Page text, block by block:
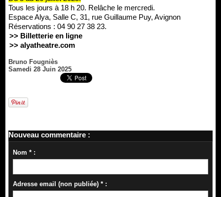
Tous les jours à 18 h 20. Relâche le mercredi.
Espace Alya, Salle C, 31, rue Guillaume Puy, Avignon
Réservations : 04 90 27 38 23.
>> Billetterie en ligne
>> alyatheatre.com
Bruno Fougniès
Samedi 28 Juin 2025
Nouveau commentaire :
Nom * :
Adresse email (non publiée) * :